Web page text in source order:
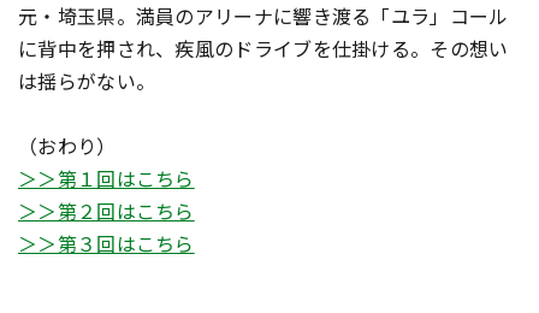
元・埼玉県。満員のアリーナに響き渡る「ユラ」コール
に背中を押され、疾風のドライブを仕掛ける。その想い
は揺らがない。
（おわり）
＞＞第１回はこちら
＞＞第２回はこちら
＞＞第３回はこちら